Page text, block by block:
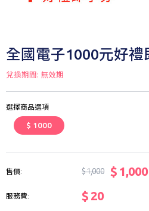
全國電子1000元好禮
兌換期間: 無效期
選擇商品選項
$ 1000
售價: $ 1,000 $ 1,000
服務費: $ 20